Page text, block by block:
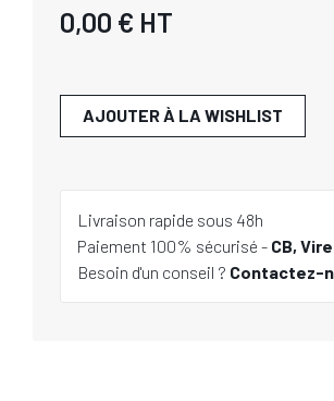
0,00 € HT
AJOUTER À LA WISHLIST
Livraison rapide sous 48h
Paiement 100% sécurisé - CB,
Besoin d'un conseil ? Contactez-